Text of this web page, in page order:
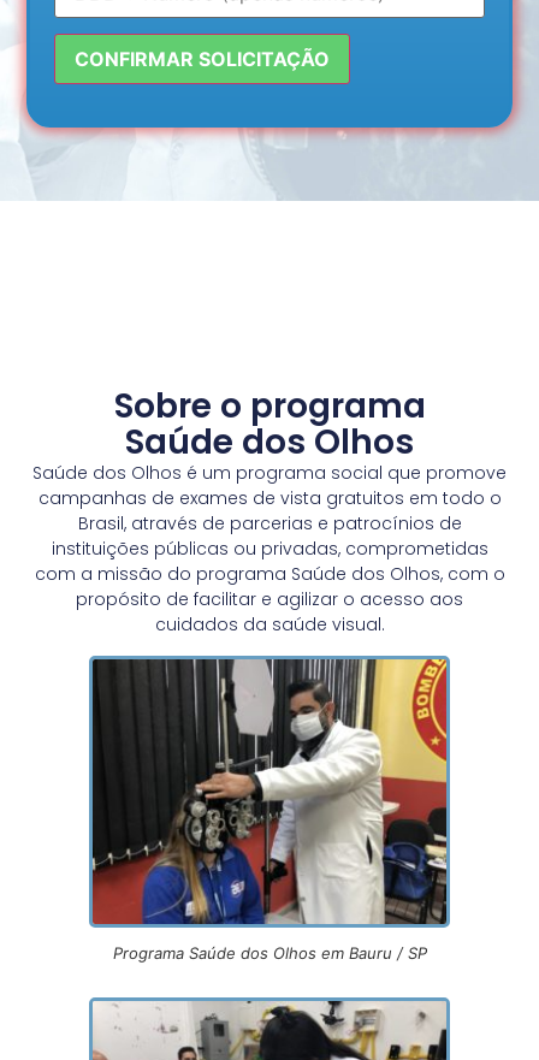
Sobre o programa
Saúde dos Olhos
Saúde dos Olhos é um programa social que promove
campanhas de exames de vista gratuitos em todo o
Brasil, através de parcerias e patrocínios de
instituições públicas ou privadas, comprometidas
com a missão do programa Saúde dos Olhos, com o
propósito de facilitar e agilizar o acesso aos
cuidados da saúde visual.
Programa Saúde dos Olhos em Bauru / SP